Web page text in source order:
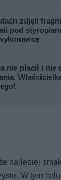
zdjęli
pod
nie płacił i nie
najlepiej
W tym